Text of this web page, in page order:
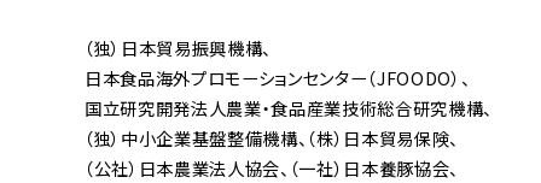
（独）日本貿易振興機構
日本食品海外プロモーションセンター（JFOODO）
国立研究開発法人農業・食品産業技術総合研究機構
（独）中小企業基盤整備機構 （株）日本貿易保険
（公社）日本農業法人協会 （一社）日本養豚協会